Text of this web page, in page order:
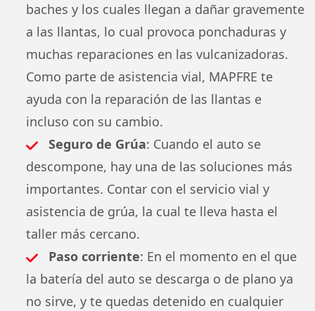
baches y los cuales llegan a dañar gravemente
a las llantas, lo cual provoca ponchaduras y
muchas reparaciones en las vulcanizadoras.
Como parte de asistencia vial, MAPFRE te
ayuda con la reparación de las llantas e
incluso con su cambio.
Seguro de Grúa: Cuando el auto se
descompone, hay una de las soluciones más
importantes. Contar con el servicio vial y
asistencia de grúa, la cual te lleva hasta el
taller más cercano.
Paso corriente: En el momento en el que
la batería del auto se descarga o de plano ya
no sirve, y te quedas detenido en cualquier